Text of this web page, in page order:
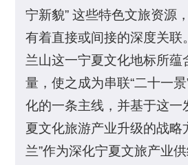
宁新貌” 这些特色文旅资源
有着直接或间接的深度关联
兰山这一宁夏文化地标所蕴
量，使之成为串联“二十一
化的一条主线，并基于这一
夏文化旅游产业升级的战略
兰”作为深化宁夏文旅产业